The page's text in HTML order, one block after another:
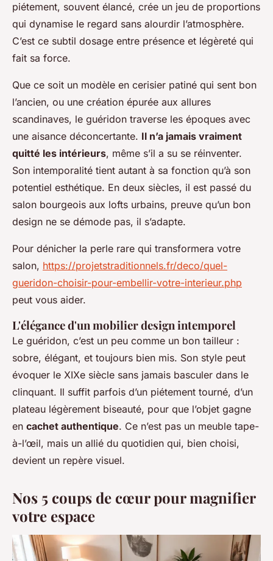
piétement, souvent élancé, crée un jeu de proportions
qui dynamise le regard sans alourdir l’atmosphère.
C’est ce subtil dosage entre présence et légèreté qui
fait sa force.
Que ce soit un modèle en cerisier patiné qui sent bon
l’ancien, ou une création épurée aux allures
scandinaves, le guéridon traverse les époques avec
une aisance déconcertante. Il n’a jamais vraiment
quitté les intérieurs, même s’il a su se réinventer.
Son intemporalité tient autant à sa fonction qu’à son
potentiel esthétique. En deux siècles, il est passé du
salon bourgeois aux lofts urbains, preuve qu’un bon
design ne se démode pas, il s’adapte.
Pour dénicher la perle rare qui transformera votre
salon, https://projetstraditionnels.fr/deco/quel-
gueridon-choisir-pour-embellir-votre-interieur.php
peut vous aider.
L'élégance d'un mobilier design intemporel
Le guéridon, c’est un peu comme un bon tailleur :
sobre, élégant, et toujours bien mis. Son style peut
évoquer le XIXe siècle sans jamais basculer dans le
clinquant. Il suffit parfois d’un piétement tourné, d’un
plateau légèrement biseauté, pour que l’objet gagne
en cachet authentique. Ce n’est pas un meuble tape-
à-l’œil, mais un allié du quotidien qui, bien choisi,
devient un repère visuel.
Nos 5 coups de cœur pour magnifier
votre espace